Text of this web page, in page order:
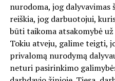
nurodoma, jog
reiškia, jog darbuotojui,
būti taikoma atsakomybė
Tokiu atveju, galime teigti,
privalomą nurodymą
neturi pasirinkimo